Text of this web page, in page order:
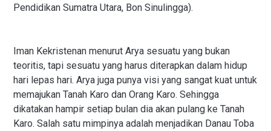
Pendidikan Sumatra Utara, Bon Sinulingga).
Iman Kekristenan menurut Arya sesuatu yang bukan
teoritis, tapi sesuatu yang harus diterapkan dalam hidup
hari lepas hari. Arya juga punya visi yang sangat kuat untuk
memajukan Tanah Karo dan Orang Karo. Sehingga
dikatakan hampir setiap bulan dia akan pulang ke Tanah
Karo. Salah satu mimpinya adalah menjadikan Danau Toba